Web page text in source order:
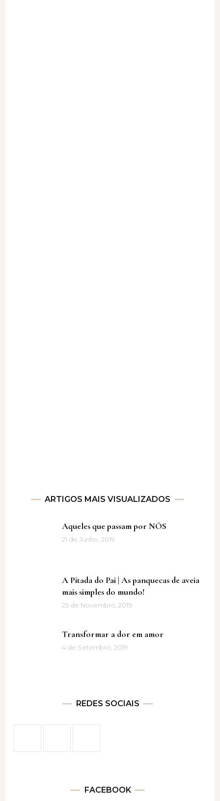
ARTIGOS MAIS VISUALIZADOS
Aqueles que passam por NÓS
21 de Junho, 2019
A Pitada do Pai | As panquecas de aveia
mais simples do mundo!
25 de Novembro, 2019
Transformar a dor em amor
4 de Setembro, 2019
REDES SOCIAIS
FACEBOOK